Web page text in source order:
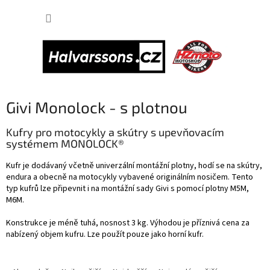
Givi Monolock - s plotnou
Kufry pro motocykly a skútry s upevňovacím
systémem MONOLOCK®
Kufr je dodávaný včetně univerzální montážní plotny, hodí se na skútry,
endura a obecně na motocykly vybavené originálním nosičem. Tento
typ kufrů lze připevnit i na montážní sady Givi s pomocí plotny M5M,
M6M.
Konstrukce je méně tuhá, nosnost 3 kg. Výhodou je příznivá cena za
nabízený objem kufru. Lze použít pouze jako horní kufr.